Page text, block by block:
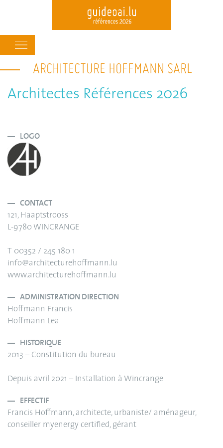
Skip
to
content
navigation
ARCHITECTURE HOFFMANN SARL
Architectes Références 2026
LOGO
CONTACT
121, Haaptstrooss
L-9780 WINCRANGE
T 00352 / 245 180 1
info@architecturehoffmann.lu
www.architecturehoffmann.lu
ADMINISTRATION DIRECTION
Hoffmann Francis
Hoffmann Lea
HISTORIQUE
2013 – Constitution du bureau
Depuis avril 2021 – Installation à Wincrange
EFFECTIF
Francis Hoffmann, architecte, urbaniste/ aménageur,
conseiller myenergy certified, gérant